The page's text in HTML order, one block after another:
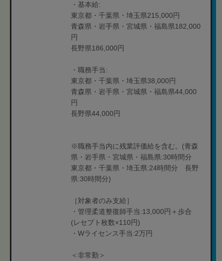
・基本給:
東京都・千葉県・埼玉県215,000円
青森県・岩手県・宮城県・福島県182,000
円
長野県186,000円
・職務手当:
東京都・千葉県・埼玉県38,000円
青森県・岩手県・宮城県・福島県44,000
円
長野県44,000円
※職務手当内に残業評価給を含む。(青森
県・岩手県・宮城県・福島県:30時間分
東京都・千葉県・埼玉県:24時間分 長野
県:30時間分)
［対象者のみ支給］
・管理柔道整復師手当:13,000円＋歩合
(レセプト枚数×110円)
・Wライセンス手当:2万円
＜非常勤＞